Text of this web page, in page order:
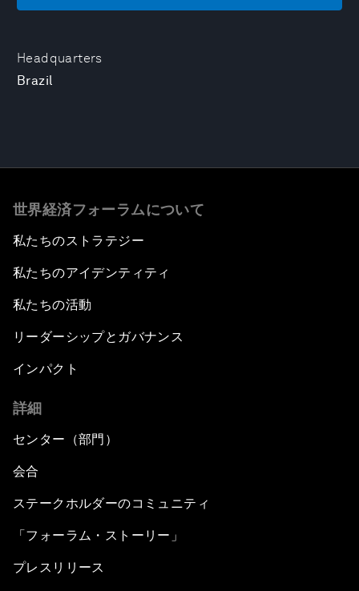
Headquarters
Brazil
世界経済フォーラムについて
私たちのストラテジー
私たちのアイデンティティ
私たちの活動
リーダーシップとガバナンス
インパクト
詳細
センター（部門）
会合
ステークホルダーのコミュニティ
「フォーラム・ストーリー」
プレスリリース